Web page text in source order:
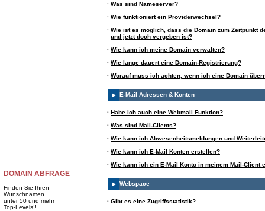
DOMAIN ABFRAGE
Finden Sie Ihren
Wunschnamen
unter 50 und mehr
Top-Levels!!
· Was sind Nameserver?
· Wie funktioniert ein Providerwechsel?
· Wie ist es möglich, dass die Domain zum Zeitpunkt
und jetzt doch vergeben ist?
· Wie kann ich meine Domain verwalten?
· Wie lange dauert eine Domain-Registrierung?
· Worauf muss ich achten, wenn ich eine Domain
E-Mail Adressen & Konten
· Habe ich auch eine Webmail Funktion?
· Was sind Mail-Clients?
· Wie kann ich Abwesenheitsmeldungen und
· Wie kann ich E-Mail Konten erstellen?
· Wie kann ich ein E-Mail Konto in meinem Mail-Client
Webspace
· Gibt es eine Zugriffsstatistik?